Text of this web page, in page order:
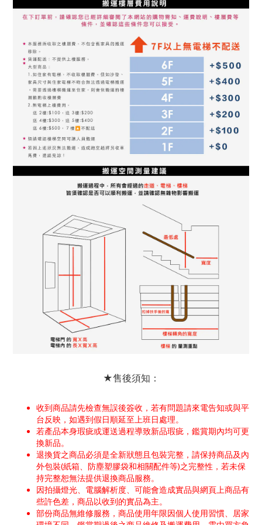
★售後須知：
收到商品請先檢查無誤後簽收，若有問題請來電告知或與平
台反映，如遇到假日順延至上班日處理。
若產品本身瑕疵或運送過程導致新品瑕疵，鑑賞期內均可更
換新品。
退換貨之商品必須是全新狀態且包裝完整，請保持商品及內
外包裝(紙箱、防塵塑膠袋和相關配件等)之完整性，若未保
持完整恕無法提供退換商品服務。
因拍攝燈光、電腦解析度、可能會造成實品與網頁上商品有
些許色差，商品以收到的實品為主。
部份商品無維修服務，商品使用年限因個人使用習慣、居家